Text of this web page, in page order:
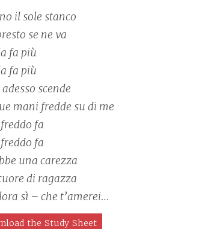
il sole stanco
se ne va
fa più
fa più
scende
mani fredde su di me
fa
fa
una carezza
di ragazza
sì – che t’amerei…
the Study Sheet